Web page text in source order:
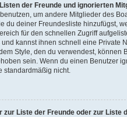
der Freunde und ignorierten
um andere Mitglieder des
du deiner Freundesliste hinzufügst,
für den schnellen Zugriff
kannst ihnen schnell eine Private
Style, den du verwendest, können
sein. Wenn du einen Benutzer
standardmäßig nicht.
zur Liste der Freunde oder zur Liste